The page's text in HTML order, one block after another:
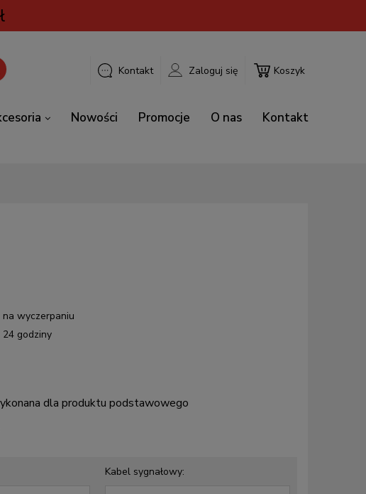
Koszyk
Kontakt Zaloguj się
Nowości Promocje O nas
Kontakt
na wyczerpaniu
24 godziny
dla produktu podstawowego
Kabel sygnałowy: